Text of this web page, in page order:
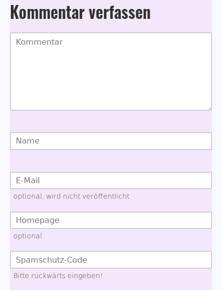
Kommentar verfassen
optional, wird nicht veröffentlicht
optional
Bitte rückwärts eingeben!